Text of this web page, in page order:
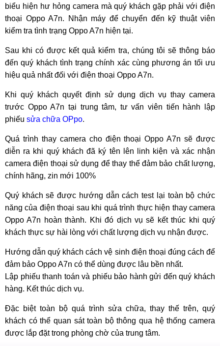
biểu hiện hư hỏng camera mà quý khách gặp phải với điện
thoại Oppo A7n. Nhận máy để chuyển đến kỹ thuật viên
kiểm tra tình trạng Oppo A7n hiện tại.
Sau khi có được kết quả kiểm tra, chúng tôi sẽ thông báo
đến quý khách tình trạng chính xác cùng phương án tối ưu
hiệu quả nhất đối với điện thoại Oppo A7n.
Khi quý khách quyết định sử dụng dịch vụ thay camera
trước Oppo A7n tại trung tâm, tư vấn viên tiến hành lập
phiếu sửa chữa OPpo.
Quá trình thay camera cho điện thoại Oppo A7n sẽ được
diễn ra khi quý khách đã ký tên lên linh kiện và xác nhận
camera điện thoại sử dụng để thay thế đảm bảo chất lượng,
chính hãng, zin mới 100%
Quý khách sẽ được hướng dẫn cách test lại toàn bộ chức
năng của điện thoại sau khi quá trình thực hiện thay camera
Oppo A7n hoàn thành. Khi đó dịch vụ sẽ kết thúc khi quý
khách thực sự hài lòng với chất lượng dịch vụ nhận được.
Hướng dẫn quý khách cách vệ sinh điện thoại đúng cách để
đảm bảo Oppo A7n có thể dùng được lâu bền nhất.
Lập phiếu thanh toán và phiếu bảo hành gửi đến quý khách
hàng. Kết thúc dịch vụ.
Đặc biệt toàn bộ quá trình sửa chữa, thay thế trên, quý
khách có thể quan sát toàn bộ thông qua hệ thống camera
được lắp đặt trong phòng chờ của trung tâm.